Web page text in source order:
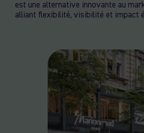
est une alternative innovante au
alliant flexibilité, visibilité et impact